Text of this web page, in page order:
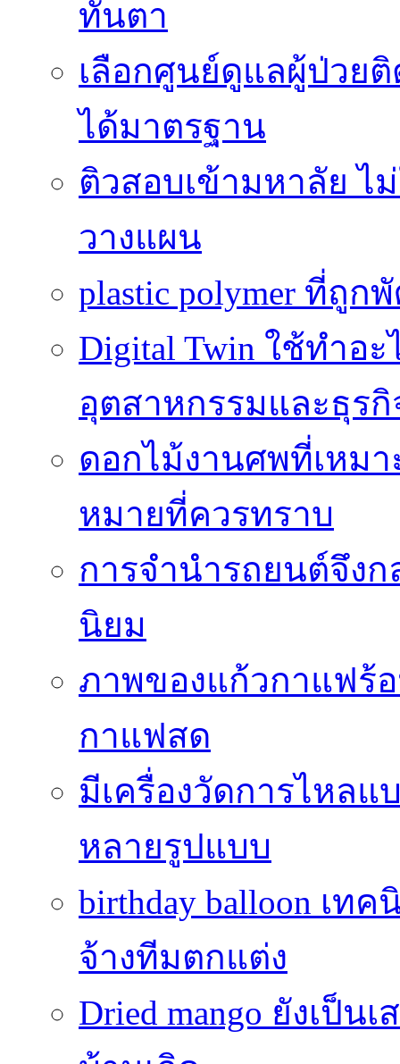
ทันตา
เลือกศูนย์ดูแลผู้ป่วย
ได้มาตรฐาน
ติวสอบเข้ามหาลัย ไ
วางแผน
plastic polymer ที่ถู
Digital Twin ใช้ทำอ
อุตสาหกรรมและธุรกิ
ดอกไม้งานศพที่เหม
หมายที่ควรทราบ
การจำนำรถยนต์จึงก
นิยม
ภาพของแก้วกาแฟร้
กาแฟสด
มีเครื่องวัดการไหล
หลายรูปแบบ
birthday balloon เท
จ้างทีมตกแต่ง
Dried mango ยังเป็น